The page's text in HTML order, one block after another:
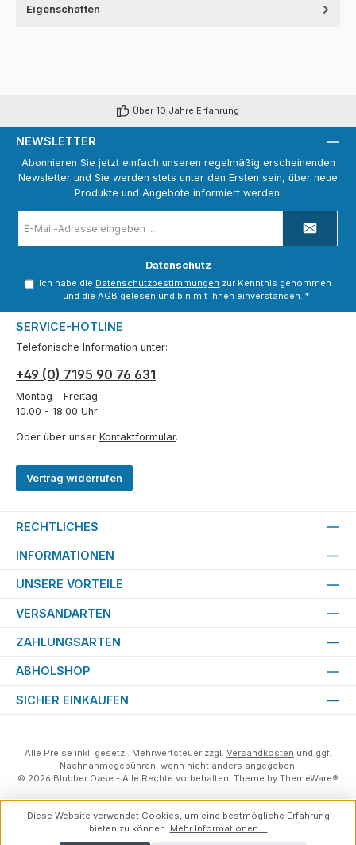
Eigenschaften
Über 10 Jahre Erfahrung
NEWSLETTER
Abonnieren Sie jetzt einfach unseren regelmäßig erscheinenden
Newsletter und Sie werden stets unter den Ersten sein, über neue
Produkte und Angebote informiert werden.
Mail-
Adresse
Datenschutz
Ich habe die Datenschutzbestimmungen zur Kenntnis genommen
und die AGB gelesen und bin mit ihnen einverstanden. *
SERVICE-HOTLINE
Telefonische Information unter:
+49 (0) 7195 90 76 631
Montag - Freitag
10.00 - 18.00 Uhr
Oder über unser Kontaktformular.
Vertrag widerrufen
RECHTLICHES
INFORMATIONEN
UNSERE VORTEILE
VERSANDARTEN
ZAHLUNGSARTEN
ABHOLSHOP
SICHER EINKAUFEN
Alle Preise inkl. gesetzl. Mehrwertsteuer zzgl. Versandkosten und ggf.
Nachnahmegebühren, wenn nicht anders angegeben.
© 2026 Blubber Oase - Alle Rechte vorbehalten. Theme by ThemeWare®
Diese Website verwendet Cookies, um eine bestmögliche Erfahrung
bieten zu können. Mehr Informationen ...